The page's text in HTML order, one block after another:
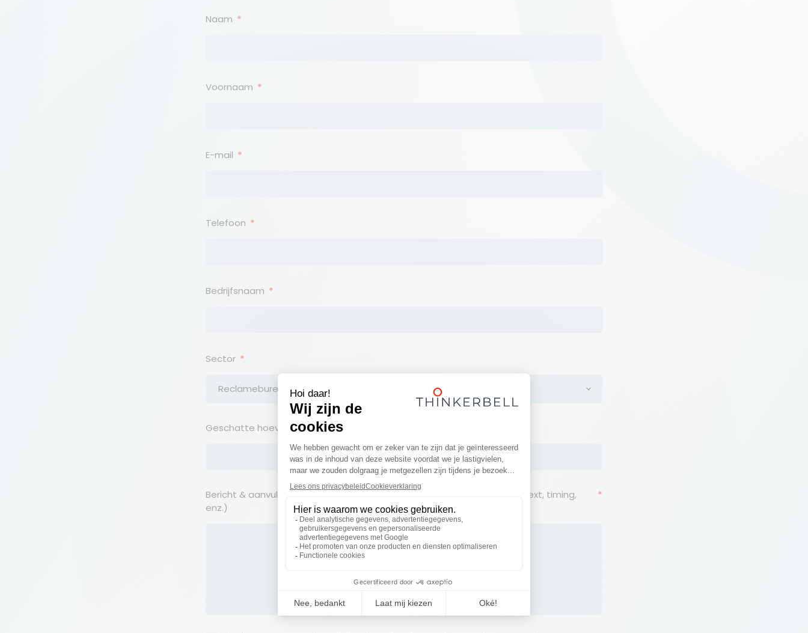
Naam
Voornaam
E-mail
Telefoon
Bedrijfsnaam
Sector
Reclamebureau
Geschatte hoeveelheid
Bericht & aanvullende informatie (type POS-materiaal, materialen, context, timing,
enz.)